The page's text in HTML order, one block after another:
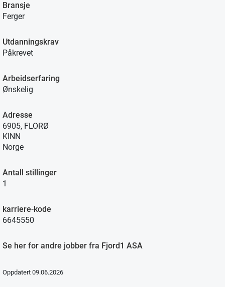
Bransje
Ferger
Utdanningskrav
Påkrevet
Arbeidserfaring
Ønskelig
Adresse
6905, FLORØ
KINN
Norge
Antall stillinger
1
karriere-kode
6645550
Se her for andre jobber fra Fjord1 ASA
Oppdatert 09.06.2026